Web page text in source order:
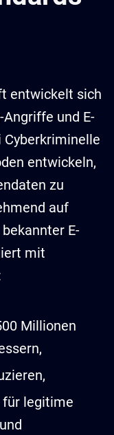
entwickelt sich
und E-
Cyberkriminelle
entwickeln,
zu
auf
E-
mit
Millionen
für legitime